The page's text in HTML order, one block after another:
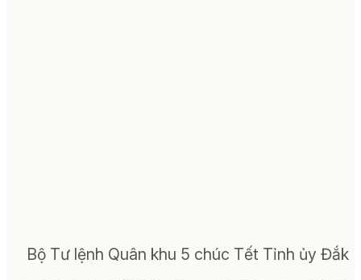
Bộ Tư lệnh Quân khu 5 chúc Tết Tỉnh ủy Đắk